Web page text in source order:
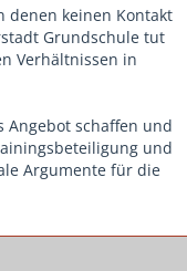
denen keinen Kontakt
Grundschule tut
Verhältnissen in
Angebot schaffen und
und
Argumente für die